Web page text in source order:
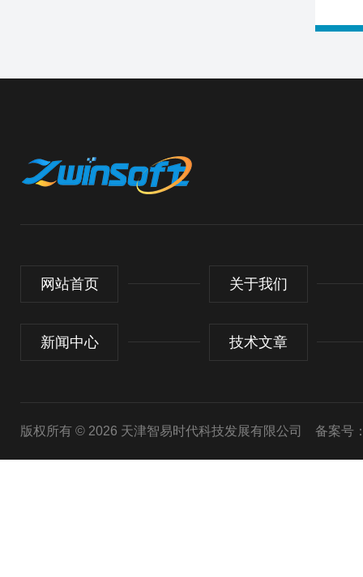
网站首页 关于我们
新闻中心 技术文章
版权所有 © 2026 天津智易时代科技发展有限公司 备案号